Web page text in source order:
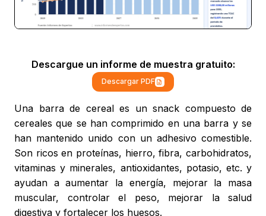
Descargue un informe de muestra gratuito:
Descargar PDF
Una barra de cereal es un snack compuesto de
cereales que se han comprimido en una barra y se
han mantenido unido con un adhesivo comestible.
Son ricos en proteínas, hierro, fibra, carbohidratos,
vitaminas y minerales, antioxidantes, potasio, etc. y
ayudan a aumentar la energía, mejorar la masa
muscular, controlar el peso, mejorar la salud
digestiva y fortalecer los huesos.